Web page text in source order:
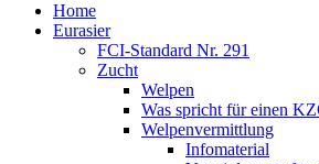
Home
Eurasier
FCI-Standard Nr. 291
Zucht
Welpen
Was spricht für einen
Welpenvermittlung
Infomaterial